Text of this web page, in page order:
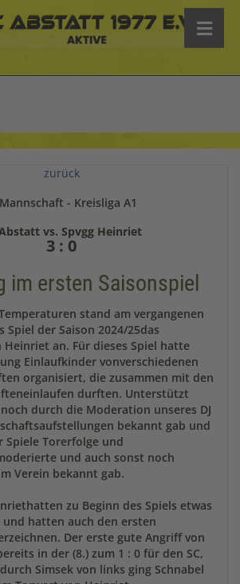
zurück
- Kreisliga A1
vs. Spvgg Heinriet
3 : 0
im ersten Saisonspiel
stand am vergangenen
Spiel der Saison 2024/25das
Heinriet an. Für dieses Spiel hatte
Einlaufkinder vonverschiedenen
organisiert, die zusammen mit den
durften. Unterstützt
durch die Moderation unseres DJ
bekannt gab und
Spiele Torerfolge und
und auch sonst noch
Verein bekannt gab.
zu Beginn des Spiels etwas
hatten auch den ersten
Der erste gute Angriff von
in der (8.) zum 1 : 0 für den SC,
Simsek von links ging Schnabel